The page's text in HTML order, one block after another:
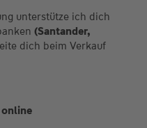
unterstütze ich dich
(Santander,
dich beim Verkauf